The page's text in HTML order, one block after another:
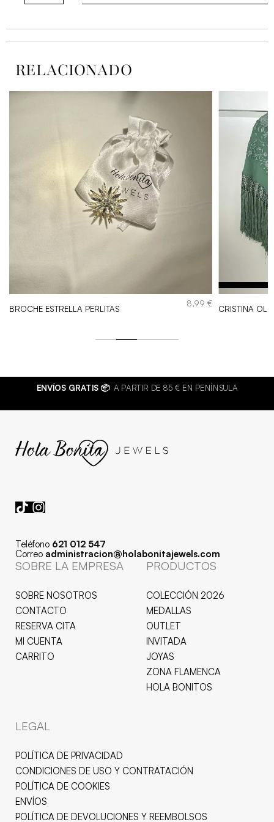
13
RELACIONADO
BROCHE ESTRELLA PERLITAS
8,99€
CRISTINA
ENVÍOS GRATIS 📦 A PARTIR DE 85 € EN PENÍNSULA
Teléfono 621 012 547
Correo administracion@holabonitajewels.com
SOBRE LA EMPRESA
SOBRE NOSOTROS
CONTACTO
RESERVA CITA
MI CUENTA
CARRITO
PRODUCTOS
COLECCIÓN 2026
MEDALLAS
OUTLET
INVITADA
JOYAS
ZONA FLAMENCA
HOLA BONITOS
LEGAL
POLÍTICA DE PRIVACIDAD
CONDICIONES DE USO Y CONTRATACIÓN
POLÍTICA DE COOKIES
ENVÍOS
POLÍTICA DE DEVOLUCIONES Y REEMBOLSOS